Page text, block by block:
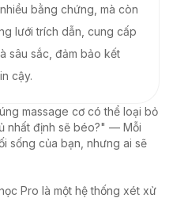
bằng chứng, mà còn
lưới trích dẫn, cung cấp
sâu sắc, đảm bảo kết
cậy.
massage cơ có thể loại bỏ
nhất định sẽ béo?" — Mỗi
sống của bạn, nhưng ai sẽ
Pro là một hệ thống xét xử